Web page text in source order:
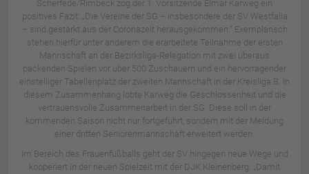
Scherfede/Rimbeck zog der 1. Vorsitzende Elmar Karweg ein
positives Fazit: „Die Vereine der SG – insbesondere der SV Westfalia
– sind gestärkt aus der Coronazeit herausgekommen.“ Exemplarisch
stehen hierfür unter anderem die erarbeitete Teilnahme der ersten
Mannschaft an der Bezirksliga-Relegation mit zwei überaus
packenden Spielen vor über 500 Zuschauern und ein hervorragender
einstelliger Tabellenplatz der zweiten Mannschaft in der Kreisliga B. In
diesem Zusammenhang lobte Karweg die Geschlossenheit und die
vertrauensvolle Zusammenarbeit in der SG. Diese soll in der
kommenden Saison nicht nur fortgeführt, sondern mit der Meldung
einer dritten Seniorenmannschaft erweitert werden.
Im Bereich des Frauenfußballs geht der SV hingegen neue Wege und
kooperiert in der neuen Spielzeit mit der DJK Kleinenberg. „Damit